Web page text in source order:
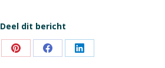
Deel dit bericht
Share Share Share